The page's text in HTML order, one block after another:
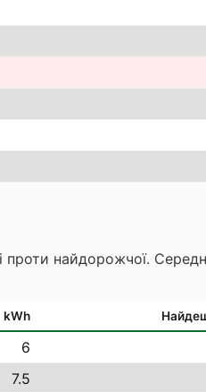
проти найдорожчої.
kWh
6
7.5